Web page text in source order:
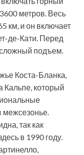
метров. Весь
км, и он включает
де-Кати. Перед
подъем.
Коста-Бланка,
Кальпе, который
межсезонье.
так как
в 1990 году.